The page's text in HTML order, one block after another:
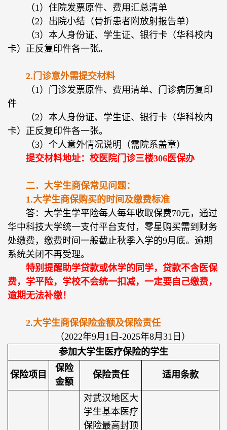
（1）住院发票原件、费用汇总清单
（2）出院小结（骨折患者附放射报告单）
（3）本人身份证、学生证、银行卡（华科校内
卡）正反复印件各一张。
2.门诊意外需提交材料
（1）门诊发票原件、费用清单、门诊病历复印
件
（2）本人身份证、学生证、银行卡（华科校内
卡）正反复印件各一张。
（3）个人意外情况说明（需院系盖章）
提交材料地址：校医院门诊三楼306医保办
二．大学生商保常见问题：
1.大学生商保购买的时间及缴费标准
答：大学生学平险每人每年收取保费70元，通过
华中科技大学统一支付平台支付，零星购买需到财务
处缴费，缴费时间一般截止秋季入学的9月底。逾期
系统关闭不再受理。
特别提醒助学贷款或休学的同学，贷款不含医保
费，学平险，学校不会统一扣减，一定要自己缴费，
逾期无法补缴！
2.大学生商保保险金额及保险责任
（2022年9月1日-2025年8月31日）
参加大学生医疗保险的学生
保险项目
保险
金额
保险责任 适用条款
对武汉地区大
学生基本医疗
保险最高封顶